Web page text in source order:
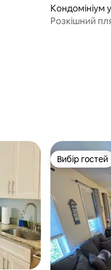
Кондомініум
чард-Біч
Розкішний
Вибір гостей
Вибір гостей